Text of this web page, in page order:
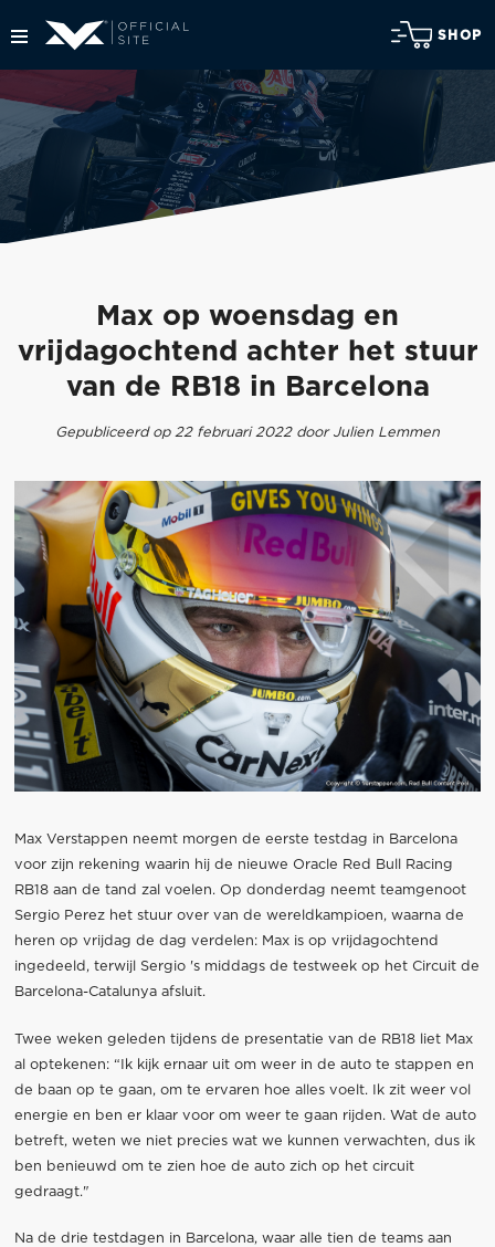
SHOP
Max op woensdag en
vrijdagochtend achter het stuur
van de RB18 in Barcelona
Gepubliceerd op 22 februari 2022 door Julien Lemmen
Max Verstappen neemt morgen de eerste testdag in Barcelona
voor zijn rekening waarin hij de nieuwe Oracle Red Bull Racing
RB18 aan de tand zal voelen. Op donderdag neemt teamgenoot
Sergio Perez het stuur over van de wereldkampioen, waarna de
heren op vrijdag de dag verdelen: Max is op vrijdagochtend
ingedeeld, terwijl Sergio 's middags de testweek op het Circuit de
Barcelona-Catalunya afsluit.
Twee weken geleden tijdens de presentatie van de RB18 liet Max
al optekenen: “Ik kijk ernaar uit om weer in de auto te stappen en
de baan op te gaan, om te ervaren hoe alles voelt. Ik zit weer vol
energie en ben er klaar voor om weer te gaan rijden. Wat de auto
betreft, weten we niet precies wat we kunnen verwachten, dus ik
ben benieuwd om te zien hoe de auto zich op het circuit
gedraagt."
Na de drie testdagen in Barcelona, waar alle tien de teams aan